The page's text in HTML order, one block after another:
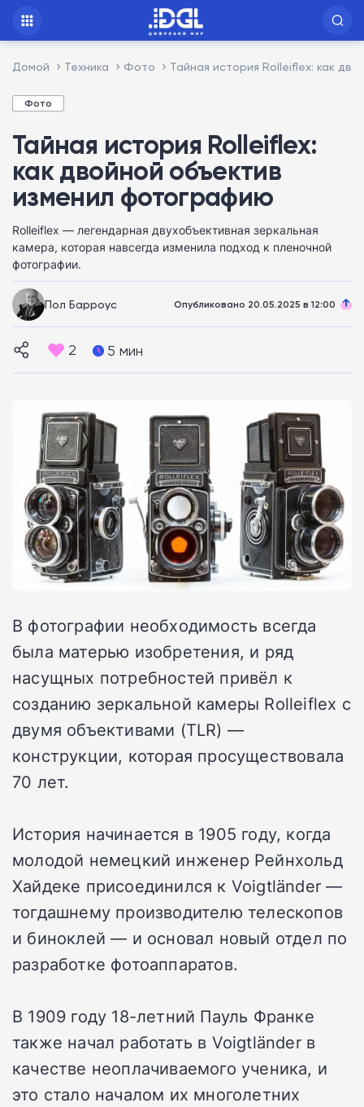
Домой Техника Фото Тайная история Rolleiflex: как
Фото
Тайная история Rolleiflex:
как двойной объектив
изменил фотографию
Rolleiflex — легендарная двухобъективная зеркальная
камера, которая навсегда изменила подход к пленочной
фотографии.
Пол Барроус Опубликовано 20.05.2025 в 12:00
2 5 мин
В фотографии необходимость всегда
была матерью изобретения, и ряд
насущных потребностей привёл к
созданию зеркальной камеры Rolleiflex с
двумя объективами (TLR) —
конструкции, которая просуществовала
70 лет.
История начинается в 1905 году, когда
молодой немецкий инженер Рейнхольд
Хайдеке присоединился к Voigtländer —
тогдашнему производителю телескопов
и биноклей — и основал новый отдел по
разработке фотоаппаратов.
В 1909 году 18-летний Пауль Франке
также начал работать в Voigtländer в
качестве неоплачиваемого ученика, и
это стало началом их многолетних